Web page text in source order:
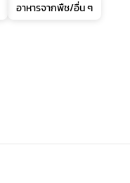
อาหารจากพืช/อื่น ๆ